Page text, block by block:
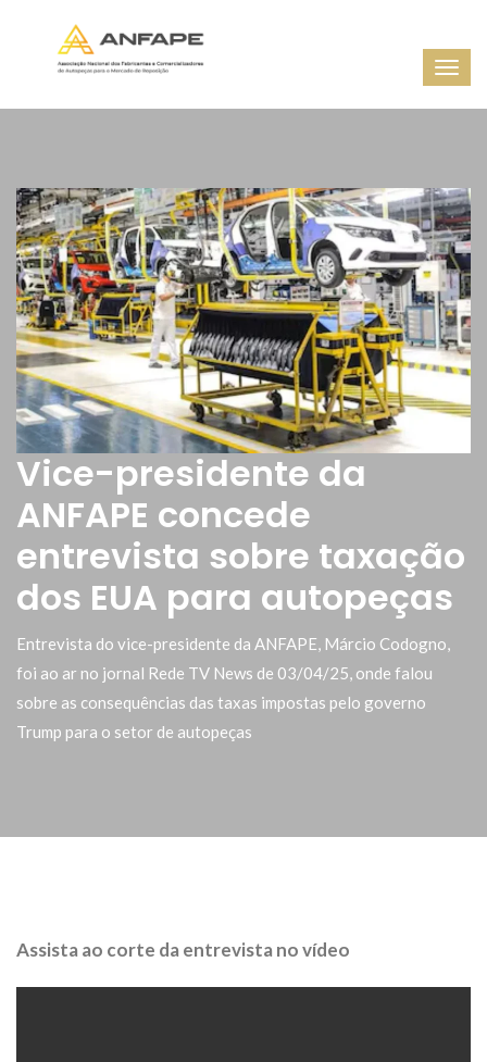
Vice-presidente da
ANFAPE concede
entrevista sobre taxação
dos EUA para autopeças
Entrevista do vice-presidente da ANFAPE, Márcio Codogno,
foi ao ar no jornal Rede TV News de 03/04/25, onde falou
sobre as consequências das taxas impostas pelo governo
Trump para o setor de autopeças
Assista ao corte da entrevista no vídeo